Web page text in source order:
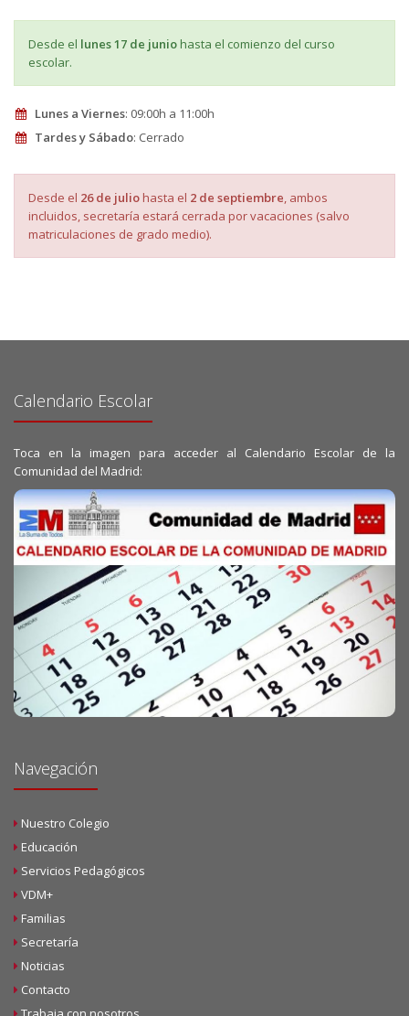
Desde el lunes 17 de juniohasta el comienzo del curso
escolar.
Lunes a Viernes: 09:00h a 11:00h
Tardes y Sábado: Cerrado
Desde el 26 de julio hasta el 2 de septiembre, ambos
incluidos, secretaría estará cerrada por vacaciones (salvo
matriculaciones de grado medio).
Calendario Escolar
Toca en la imagen para acceder al Calendario Escolar de la
Comunidad del Madrid:
Navegación
Nuestro Colegio
Educación
Servicios Pedagógicos
VDM+
Familias
Secretaría
Noticias
Contacto